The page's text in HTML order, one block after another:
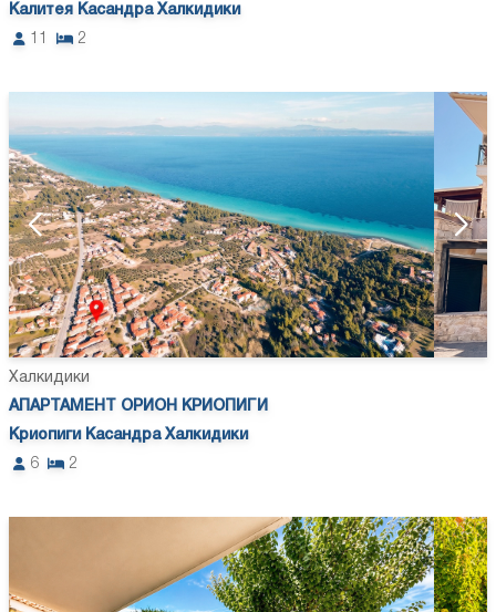
Калитея Касандра Халкидики
2
Халкидики
АПАРТАМЕНТ ОРИОН КРИОПИГИ
Криопиги Касандра Халкидики
6
2